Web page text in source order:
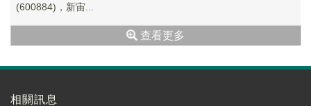
(600884)，新宙...
查看更多
相關訊息